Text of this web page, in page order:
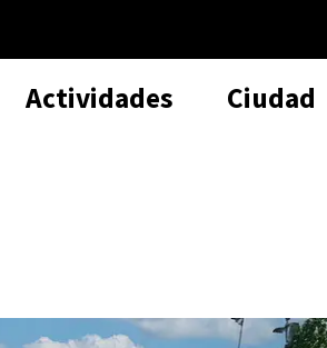
Actividades Ciudad